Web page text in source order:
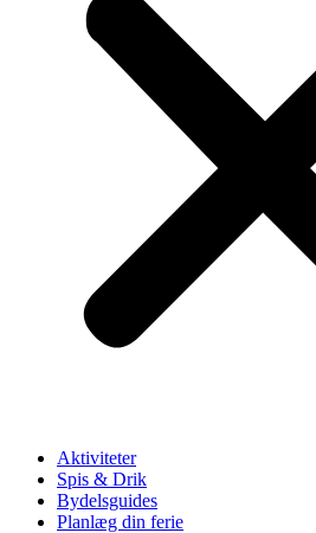
Aktiviteter
Spis & Drik
Bydelsguides
Planlæg din ferie